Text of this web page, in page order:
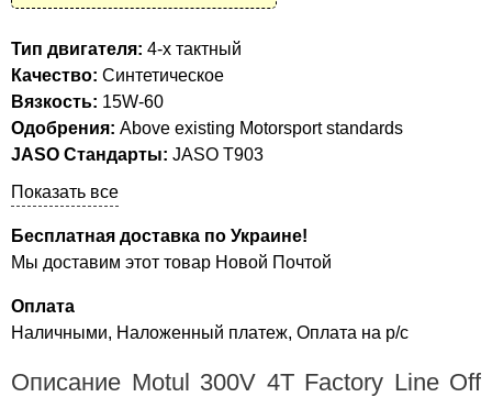
Тип двигателя: 4-х тактный
Качество: Синтетическое
Вязкость: 15W-60
Одобрения: Above existing Motorsport standards
JASO Стандарты: JASO T903
Показать все
Бесплатная доставка по Украине!
Мы доставим этот товар Новой Почтой
Оплата
Наличными, Наложенный платеж, Оплата на р/с
Описание Motul 300V 4T Factory Line Off